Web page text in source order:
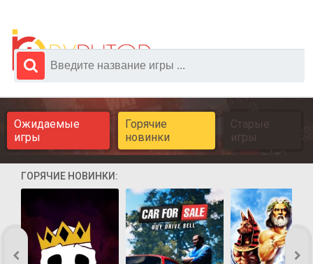
Ожидаемые
игры
Горячие
новинки
Старые
игры
ГОРЯЧИЕ НОВИНКИ: